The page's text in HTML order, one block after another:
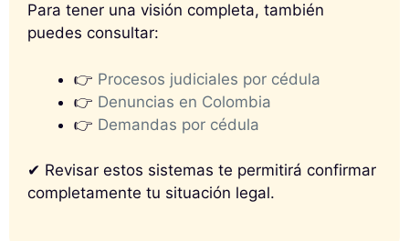
Para tener una visión completa, también
puedes consultar:
👉 Procesos judiciales por cédula
👉 Denuncias en Colombia
👉 Demandas por cédula
✔ Revisar estos sistemas te permitirá confirmar
completamente tu situación legal.